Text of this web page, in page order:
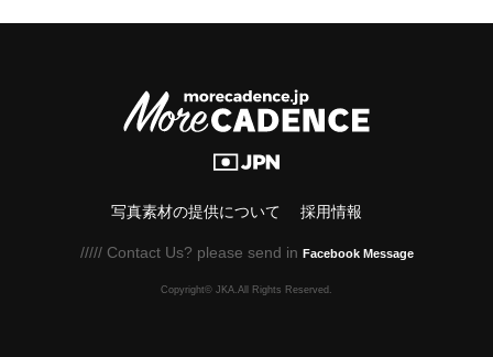
写真素材の提供について 採用情報
///// Contact Us? please send in Facebook Message
Copyright© JKA.All Rights Reserved.